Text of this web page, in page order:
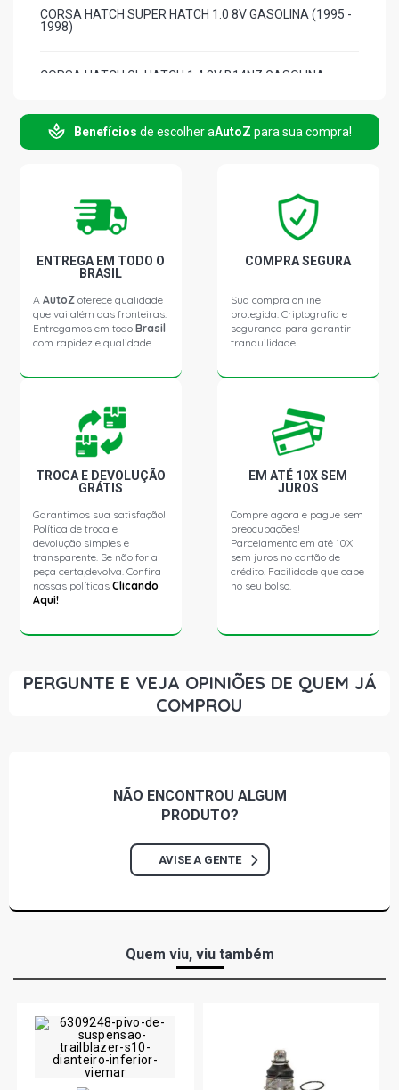
CORSA HATCH SUPER HATCH 1.0 8V GASOLINA (1995 -
1998)
CORSA HATCH GL HATCH 1.4 8V B14NZ GASOLINA
CORSA HATCH GSI HATCH 1.6 16V GASOLINA (1995 -
1998) OUTROS PIVO RETO
CORSA HATCH WIND HATCH 1.6 8V GASOLINA (1994 -
1998) OUTROS PIVO RETO
CORSA HATCH GL HATCH 1.6 8V GASOLINA (1994 -
1998) OUTROS PIVO RETO
CORSA PICKUP CHAMP EFI PICKUP 1.6 8V GASOLINA
(1994 - 1996) OUTROS PIVO RETO
CORSA PICKUP CHAMP MPFI PICKUP 1.6 8V GASOLINA
CORSA PICKUP EFI GL PICKUP 1.6 8V GASOLINA (1995 -
1996) OUTROS PIVO RETO
1998)
CORSA PICKUP RODEIO PICKUP 1.6 8V GASOLINA (1998
- 1998) OUTROS PIVO RETO
CORSA PICKUP STD PICKUP 1.6 8V GASOLINA (1998 -
CORSA SEDAN SUPER SEDAN 1.0 16V GASOLINA (1998 -
1998) OUTROS PIVO RETO
CORSA SEDAN CLASSIC SEDAN 1.0 8V GASOLINA (1996
CORSA SEDAN SUPER SEDAN 1.0 8V GASOLINA (1995 -
1998) OUTROS PIVO RETO
CORSA SEDAN GL SEDAN 1.6 8V GASOLINA (1995 -
1998) OUTROS PIVO RETO
Benefícios de escolher aAutoZ para sua compra!
ENTREGA EM TODO O
BRASIL
AAutoZ oferece qualidade
que vai além das fronteiras.
Entregamos em todoBrasil
com rapidez e qualidade.
COMPRA SEGURA
Sua compra online
protegida. Criptografia e
segurança para garantir
tranquilidade.
TROCA E DEVOLUÇÃO
GRÁTIS
Garantimos sua satisfação!
Política de troca e
devolução simples e
transparente. Se não for a
peça certa,devolva. Confira
nossas políticasClicando
Aqui!
EM ATÉ 10X SEM
JUROS
Compre agora e pague sem
preocupações!
Parcelamento em até 10X
sem juros no cartão de
crédito. Facilidade que cabe
no seu bolso.
PERGUNTE E VEJA OPINIÕES DE QUEM JÁ
COMPROU
NÃO ENCONTROU ALGUM
PRODUTO?
AVISE A GENTE
Quem viu, viu também